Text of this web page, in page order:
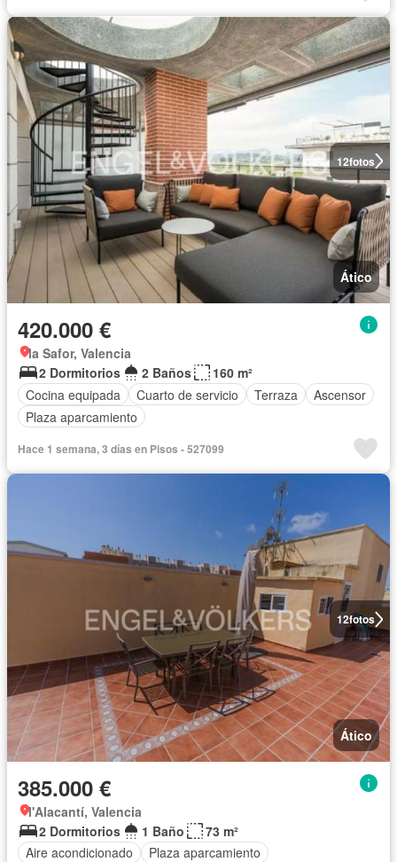
12fotos
Ático
420.000 €
la Safor, Valencia
2 Dormitorios
2 Baños
160 m²
Cocina equipada
Cuarto de servicio Terraza
Ascensor
Plaza aparcamiento
Hace 1 semana, 3 días en Pisos - 527099
12fotos
Ático
385.000 €
l'Alacantí, Valencia
2 Dormitorios
1 Baño
73 m²
Aire acondicionado
Plaza aparcamiento